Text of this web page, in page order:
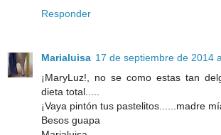
Responder
Marialuisa 17 de septiembre de 2014
¡MaryLuz!, no se como estas tan
dieta total.....
¡Vaya pintón tus pastelitos......madre
Besos guapa